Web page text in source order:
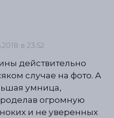
в 23:52
действительно
случае на фото. А
умница,
огромную
и не уверенных